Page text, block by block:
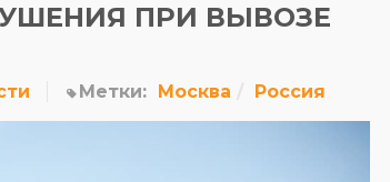
ПРИ ВЫВОЗЕ
Метки: Москва Россия